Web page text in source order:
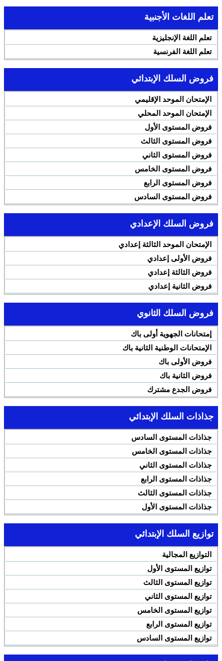
تعلم اللغات الأجنبية
تعلم اللغة الإنجليزية
تعلم اللغة الفرنسية
فروض السلك الإبتدائي
الإمتحان الموحد الإقليمي
الإمتحان الموحد المحلي
فروض المستوى الأول
فروض المستوى الثالث
فروض المستوى الثاني
فروض المستوى الخامس
فروض المستوى الرابع
فروض المستوى السادس
فروض السلك الإعدادي
الإمتحان الموحد الثالثة إعدادي
فروض الأولى إعدادي
فروض الثالثة إعدادي
فروض الثانية إعدادي
فروض السلك الثانوي
إمتحانات الجهوية أولى باك
الإمتحانات الوطنية الثانية باك
فروض الأولى باك
فروض الثانية باك
فروض الجدع مشترك
جذاذات السلك الإبتدائي
جذاذات المستوى السادس
جذاذات المستوى الخامس
جذاذات المستوى الثاني
جذاذات المستوى الرابع
جذاذات المستوى الثالث
جذاذات المستوى الأول
توازيع السلك الإبتدائي
التوازيع المجالية
توازيع المستوى الأول
توازيع المستوى الثالث
توازيع المستوى الثاني
توازيع المستوى الخامس
توازيع المستوى الرابع
توازيع المستوى السادس